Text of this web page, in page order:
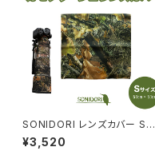
SONIDORI レンズカバー Sサ
イズ ハンドメイドキット（50cm
× 50cm）
¥3,520